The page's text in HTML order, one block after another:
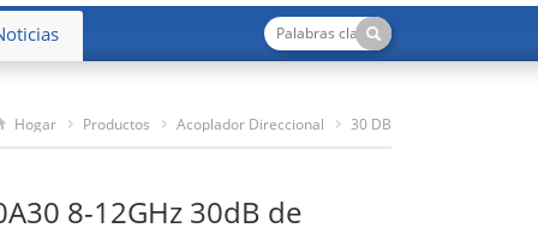
Hogar Productos Acoplador Direccional 30 DB
8-12GHz 30dB de